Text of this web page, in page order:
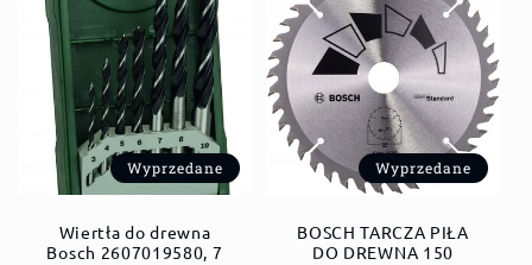
Wyprzedane
Wiertła do drewna
Bosch 2607019580, 7
Wyprzedane
BOSCH TARCZA PIŁA
DO DREWNA 150